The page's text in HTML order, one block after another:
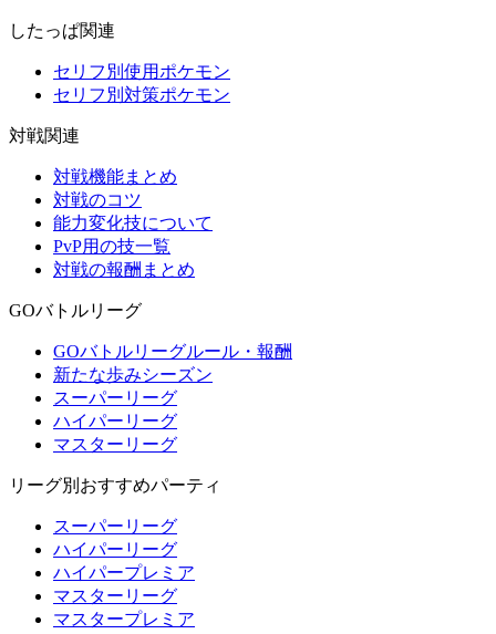
したっぱ関連
セリフ別使用ポケモン
セリフ別対策ポケモン
対戦関連
対戦機能まとめ
対戦のコツ
能力変化技について
PvP用の技一覧
対戦の報酬まとめ
GOバトルリーグ
GOバトルリーグルール・報酬
新たな歩みシーズン
スーパーリーグ
ハイパーリーグ
マスターリーグ
リーグ別おすすめパーティ
スーパーリーグ
ハイパーリーグ
ハイパープレミア
マスターリーグ
マスタープレミア